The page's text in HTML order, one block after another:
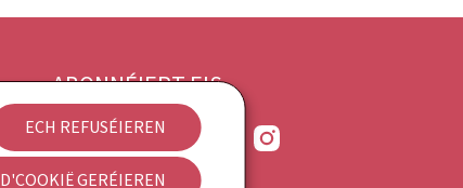
ECH REFUSÉIEREN
D'COOKIË GERÉIEREN
ABONNÉIERT EIS
BlueskyFacebookLinkedIn RSS